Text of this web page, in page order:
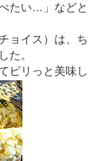
たい…」など
ョイス）は、
た。
ピリっと美味